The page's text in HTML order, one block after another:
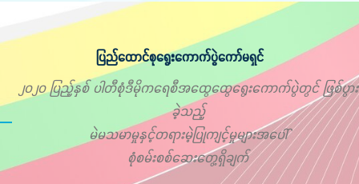
ပြည်ထောင်စုရွေးကောက်ပွဲကော်မရှင်
၂၀၂၀ ပြည့်နှစ် ပါတီစုံဒီမိုကရေစီအထွေထွေရွေးကောက်ပွဲတွင် ဖြစ်ပွား
ခဲ့သည့်
မဲမသမာမှုနှင့်တရားမဲ့ပြုကျင့်မှုများအပေါ်
စုံစမ်းစစ်ဆေးတွေ့ရှိချက်